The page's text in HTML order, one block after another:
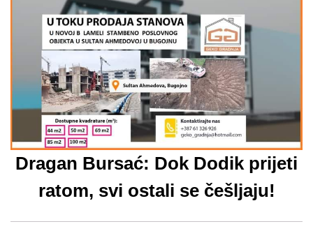
Dragan Bursać: Dok Dodik prijeti
ratom, svi ostali se češljaju!